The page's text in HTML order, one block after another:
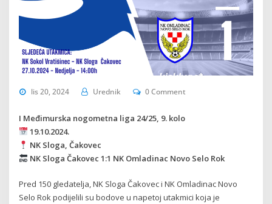
lis 20, 2024 Urednik 0 Comment
I Međimurska nogometna liga 24/25, 9. kolo
19.10.2024.
NK Sloga, Čakovec
NK Sloga Čakovec 1:1 NK Omladinac Novo Selo Rok
Pred 150 gledatelja, NK Sloga Čakovec i NK Omladinac Novo
Selo Rok podijelili su bodove u napetoj utakmici koja je